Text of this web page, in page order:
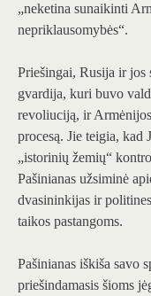
„neketina sunaikinti
nepriklausomybės“.
Priešingai, Rusija ir
gvardija, kuri buvo
revoliuciją, ir
procesą. Jie teigia, kad
„istorinių žemių“
Pašinianas užsiminė
dvasininkijas ir
taikos pastangoms.
Pašinianas iškiša savo
priešindamasis šioms